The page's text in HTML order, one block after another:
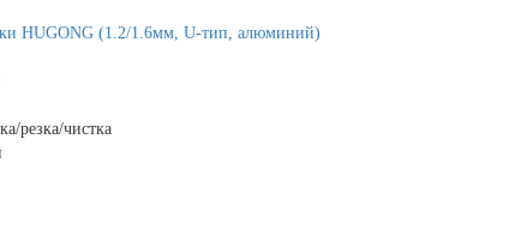
HUGONG (1.2/1.6мм, U-тип, алюминий)
резка/чистка